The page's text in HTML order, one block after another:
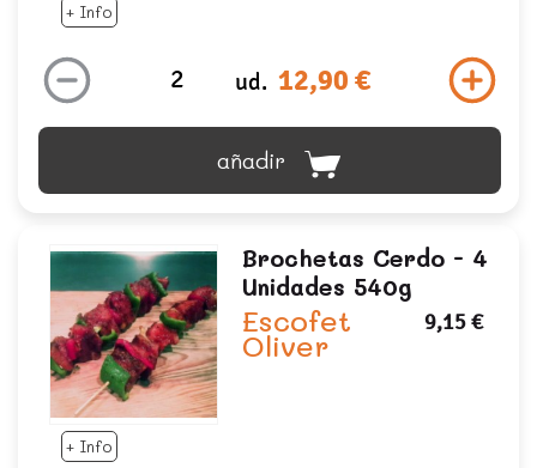
+ Info
ud. 12,90 €
añadir
+ Info
Brochetas Cerdo - 4
Unidades 540g
Escofet
Oliver
9,15 €